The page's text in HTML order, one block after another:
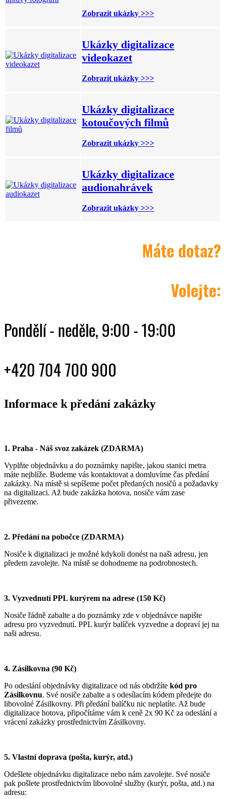
Zobrazit ukázky >>>
Ukázky digitalizace
videokazet
Zobrazit ukázky >>>
Ukázky digitalizace
kotoučových filmů
Zobrazit ukázky >>>
Ukázky digitalizace
audionahrávek
Zobrazit ukázky >>>
Máte dotaz?
Volejte:
Pondělí - neděle, 9:00 - 19:00
+420 704 700 900
Informace k předání zakázky
1. Praha - Náš svoz zakázek (ZDARMA)
Vyplňte objednávku a do poznámky napište, jakou stanici metra
máte nejblíže. Budeme vás kontaktovat a domluvíme čas předání
zakázky. Na místě si sepíšeme počet předaných nosičů a požadavky
na digitalizaci. Až bude zakázka hotova, nosiče vám zase
přivezeme.
2. Předání na pobočce (ZDARMA)
Nosiče k digitalizaci je možné kdykoli donést na naši adresu, jen
předem zavolejte. Na místě se dohodneme na podrobnostech.
3. Vyzvednutí PPL kurýrem na adrese (150 Kč)
Nosiče řádně zabalte a do poznámky zde v objednávce napište
adresu pro vyzvednutí. PPL kurýr balíček vyzvedne a dopraví jej na
naši adresu.
4. Zásilkovna (90 Kč)
Po odeslání objednávky digitalizace od nás obdržíte kód pro
Zásilkovnu. Své nosiče zabalte a s odesílacím kódem předejte do
libovolné Zásilkovny. Při předání balíčku nic neplatíte. Až bude
digitalizace hotova, připočítáme vám k ceně 2x 90 Kč za odeslání a
vrácení zakázky prostřednictvím Zásilkovny.
5. Vlastní doprava (pošta, kurýr, atd.)
Odešlete objednávku digitalizace nebo nám zavolejte. Své nosiče
pak pošlete prostřednictvím libovolné služby (kurýr, pošta, atd.) na
adresu: